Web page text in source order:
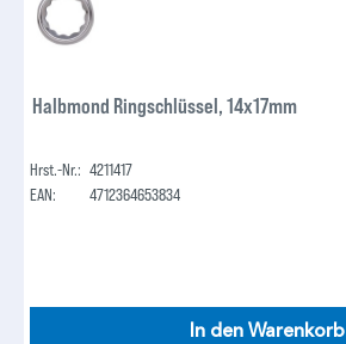
Halbmond Ringschlüssel, 14x17mm
Hrst.-Nr.: 4211417
EAN:
4712364653834
In den Warenkorb